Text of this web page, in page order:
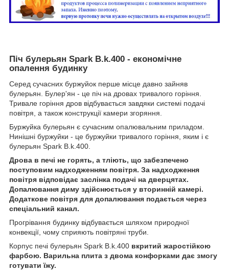
Піч булерьян Spark B.k.400 - економічне
опалення будинку
Серед сучасних буржуйок перше місце давно зайняв
булерьян. Булер'ян - це піч на дровах тривалого горіння.
Тривале горіння дров відбувається завдяки системі подачі
повітря, а також конструкції камери згоряння.
Буржуйка булерьян є сучасним опалювальним приладом.
Нинішні буржуйки - це буржуйки тривалого горіння, яким і є
булерьян Spark B.k.400.
Дрова в печі не горять, а тліють, що забезпечено
поступовим надходженням повітря. За надходження
повітря відповідає заслінка подачі на дверцятах.
Допалювання диму здійснюється у вторинній камері.
Додаткове повітря для допалювання подається через
спеціальний канал.
Прогрівання будинку відбувається шляхом природної
конвекції, чому сприяють повітряні труби.
Корпус печі булерьян Spark B.k.400 вкритий жаростійкою
фарбою. Варильна плита з двома конфорками дає змогу
готувати їжу.